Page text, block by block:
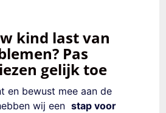
kind last van
Pas
gelijk toe
en bewust mee aan de
wij een stap voor